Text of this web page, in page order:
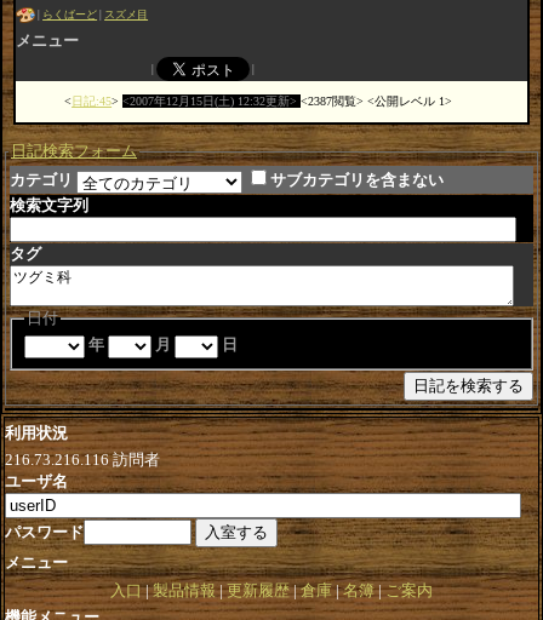
らくばーど スズメ目
メニュー
日記:45 2007年12月15日(土) 12:32更新 2387閲覧 公開レベル 1
日記検索フォーム
カテゴリ
サブカテゴリを含まない
検索文字列
タグ
日付
年
月 日
利用状況
216.73.216.116訪問者
ユーザ名
パスワード
メニュー
入口 製品情報 更新履歴 倉庫 名簿 ご案内